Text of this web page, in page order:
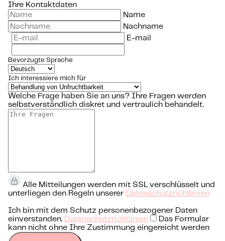
Ihre Kontaktdaten
Name
Nachname
E-mail
Bevorzugte Sprache
Ich interessiere mich für
Welche Frage haben Sie an uns? Ihre Fragen werden
selbstverständlich diskret und vertraulich behandelt.
Alle Mitteilungen werden mit SSL verschlüsselt und
unterliegen den Regeln unserer Datenschutzrichtlinien
Ich bin mit dem Schutz personenbezogener Daten
einverstanden. Datenschutzrichtlinien
Das Formular
kann nicht ohne Ihre Zustimmung eingereicht werden